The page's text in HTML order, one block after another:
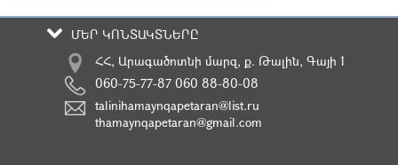
ՄԵՐ ԿՈՆՏԱԿՏՆԵՐԸ
ՀՀ, Արագածոտնի մարզ, ք. Թալին, Գայի 1
060-75-77-87 060 88-80-08
talinihamaynqapetaran@list.ru
thamaynqapetaran@gmail.com